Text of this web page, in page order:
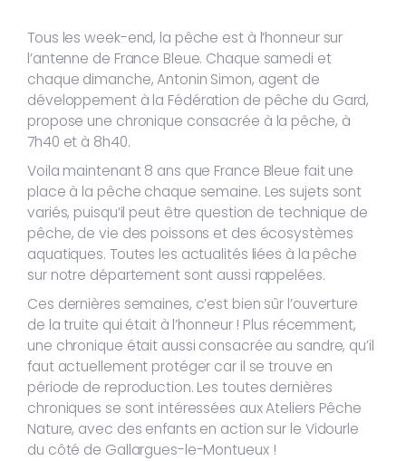
Tous les week-end, la pêche est à l’honneur sur
l’antenne de France Bleue. Chaque samedi et
chaque dimanche, Antonin Simon, agent de
développement à la Fédération de pêche du Gard,
propose une chronique consacrée à la pêche, à
7h40 et à 8h40.
Voila maintenant 8 ans que France Bleue fait une
place à la pêche chaque semaine. Les sujets sont
variés, puisqu’il peut être question de technique de
pêche, de vie des poissons et des écosystèmes
aquatiques. Toutes les actualités liées à la pêche
sur notre département sont aussi rappelées.
Ces dernières semaines, c’est bien sûr l’ouverture
de la truite qui était à l’honneur ! Plus récemment,
une chronique était aussi consacrée au sandre, qu’il
faut actuellement protéger car il se trouve en
période de reproduction. Les toutes dernières
chroniques se sont intéressées aux Ateliers Pêche
Nature, avec des enfants en action sur le Vidourle
du côté de Gallargues-le-Montueux !